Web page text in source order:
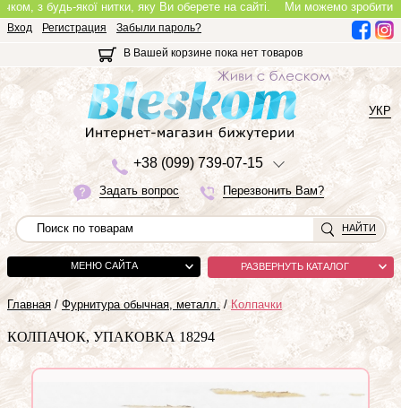
з будь-якої нитки, яку Ви оберете на сайті.Ми можемо зробити
Вход Регистрация
Забыли пароль?
В Вашей корзине пока нет товаров
+38 (099) 739-07-15
Задать вопрос Перезвонить Вам?
УКР
НАЙТИ
МЕНЮ САЙТА РАЗВЕРНУТЬ КАТАЛОГ
Главная / Фурнитура обычная, металл. / Колпачки
КОЛПАЧОК, УПАКОВКА 18294